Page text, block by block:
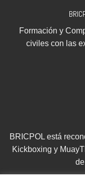
Formación y
civiles con las
BRICPOL está
Kickboxing y